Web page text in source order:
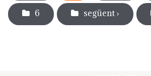
6 següent ›